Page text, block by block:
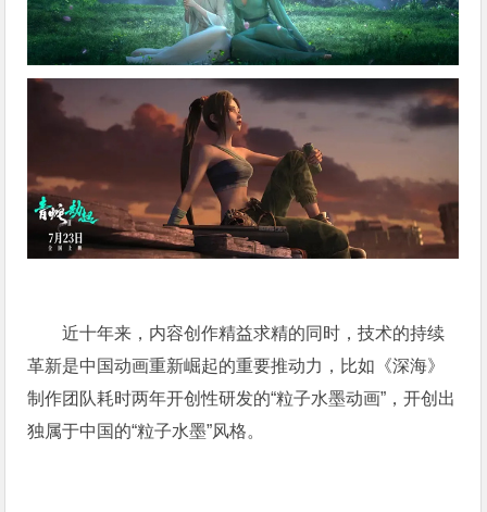
近十年来，内容创作精益求精的同时，技术的持续
革新是中国动画重新崛起的重要推动力，比如《深海》
制作团队耗时两年开创性研发的“粒子水墨动画”，开创出
独属于中国的“粒子水墨”风格。